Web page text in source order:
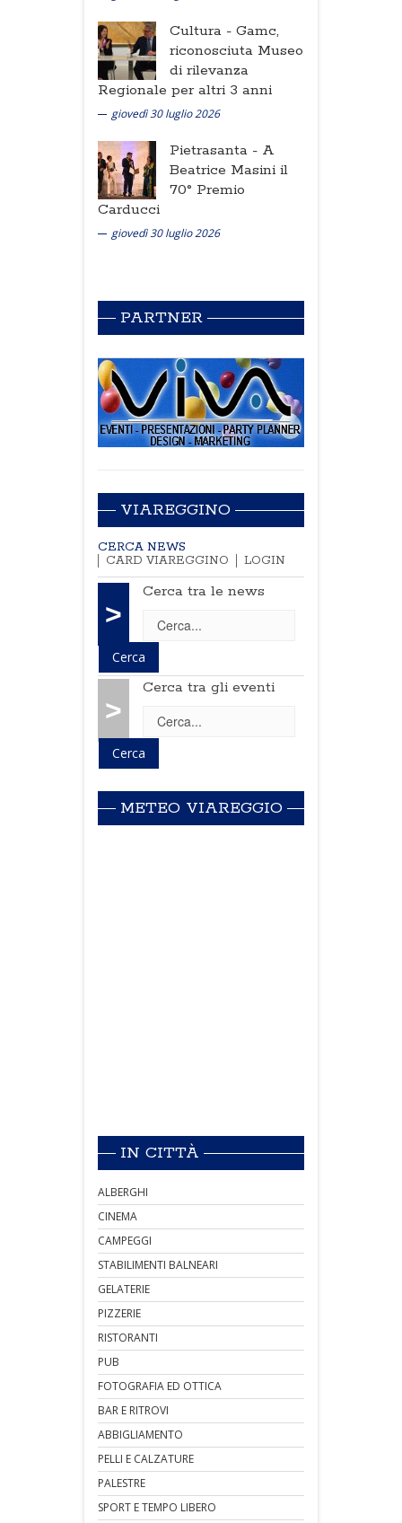
Cultura - Gamc,
riconosciuta Museo
di rilevanza
Regionale per altri 3 anni
giovedì 30 luglio 2026
Pietrasanta - A
Beatrice Masini il
70° Premio
Carducci
giovedì 30 luglio 2026
PARTNER
VIAREGGINO
CERCA NEWS
CARD VIAREGGINO
LOGIN
>
Cerca tra le news
>
Cerca tra gli eventi
METEO VIAREGGIO
IN CITTÀ
ALBERGHI
CINEMA
CAMPEGGI
STABILIMENTI BALNEARI
GELATERIE
PIZZERIE
RISTORANTI
PUB
FOTOGRAFIA ED OTTICA
BAR E RITROVI
ABBIGLIAMENTO
PELLI E CALZATURE
PALESTRE
SPORT E TEMPO LIBERO